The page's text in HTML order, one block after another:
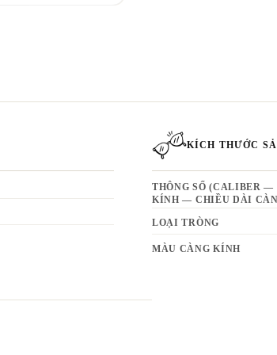
KÍCH THƯỚC
THÔNG SỐ (CALIBER —
KÍNH — CHIỀU DÀI
LOẠI TRÒNG
MÀU CÀNG KÍNH